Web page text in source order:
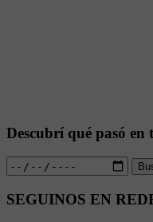
Descubrí qué pasó en
SEGUINOS EN